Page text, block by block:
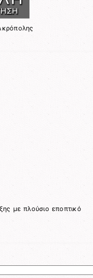
με πλούσιο εποπτικό